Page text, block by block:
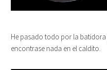
He pasado todo por la
encontrase nada en el caldito.